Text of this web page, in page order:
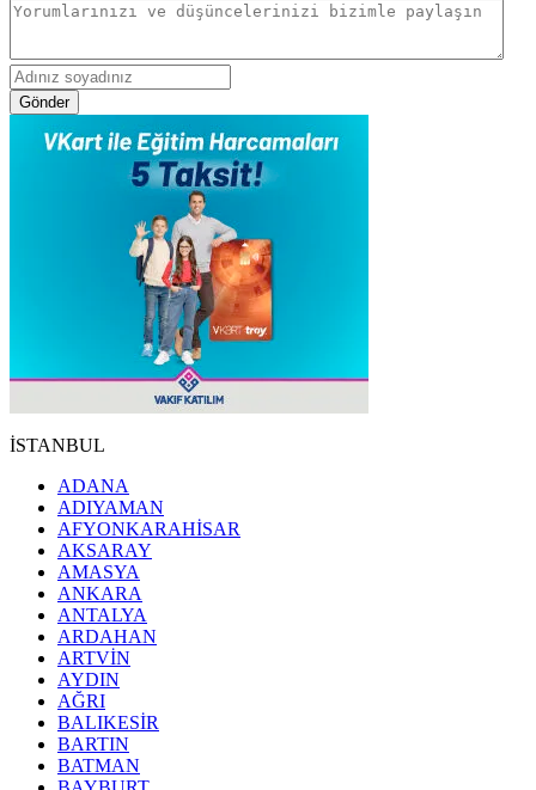
Gönder
İSTANBUL
ADANA
ADIYAMAN
AFYONKARAHİSAR
AKSARAY
AMASYA
ANKARA
ANTALYA
ARDAHAN
ARTVİN
AYDIN
AĞRI
BALIKESİR
BARTIN
BATMAN